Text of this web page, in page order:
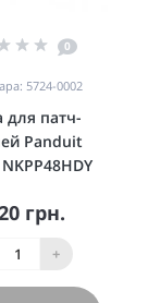
0
5724-0002
для патч-
Panduit
грн.
+